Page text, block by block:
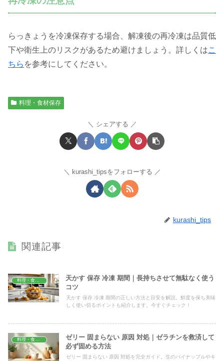
らっきょうを冷凍保存する場合、解凍後の再冷凍は品質低
下や衛生上のリスクがあるため避けましょう。詳しくはこ
ちら を参考にしてください。
料理・食材保存
シェアする
kurashi_tipsをフォローする
kurashi_tips
関連記事
料理・食材保存
天かす 保存 冷凍 期間｜長持ちさせて無駄なく使う
コツ
天かす 保存 冷凍 期間の正しい方法と目安を解説。鮮度を保ち美味
しく使い切るポイントも紹介します。今すぐチェック！
料理・食材保存
ゼリー 固まらない 原因 対処｜ゼラチンを救済して
必ず固める方法
ゼリー 固まらない 原因 対処を完全ガイド。生のパイナップルやキ